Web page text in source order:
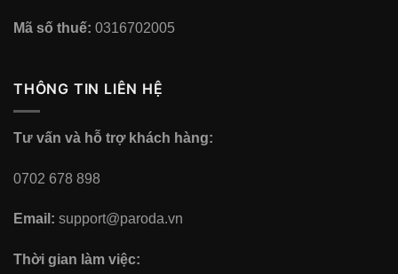
Mã số thuế: 0316702005
THÔNG TIN LIÊN HỆ
Tư vấn và hỗ trợ khách hàng:
0702 678 898
Email: support@paroda.vn
Thời gian làm việc: